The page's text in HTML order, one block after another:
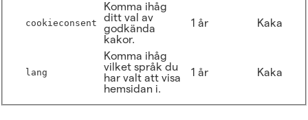
cookieconsent
Komma ihåg
ditt val av
godkända
kakor.
1 år Kaka
lang
Komma ihåg
vilket språk du
har valt att visa
hemsidan i.
1 år Kaka